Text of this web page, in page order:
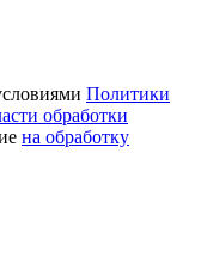
Политики
обработки
на обработку